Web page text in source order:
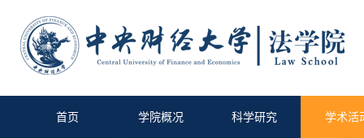
首页 学院概况 科学研究 学术活